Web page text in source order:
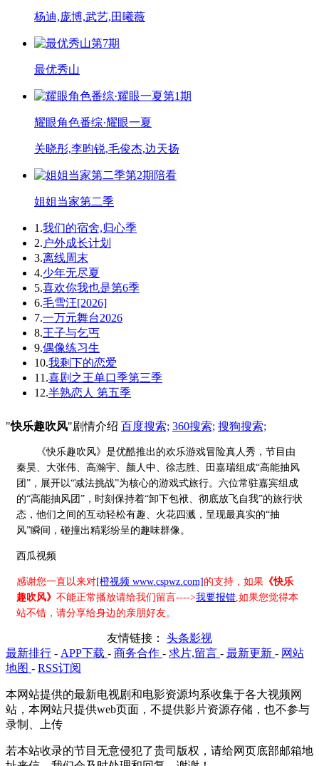
杨迪,庞博,武艺,田曦薇
第7期
最优秀山
第1期
耀眼角色番综·耀眼一夏
关晓彤,李昀锐,毛俊杰,边天扬
第2期陪看
姐姐当家第二季
1.我们的宿舍,归心季
2. 户外成长计划
3.离线周末
4.少年无尽夏
5.喜欢你我也是第6季
6.毛雪汪[2026]
7.一万元舞台2026
8.王子与乞丐
9.偶像练习生
10.我剩下的恋爱
11.喜剧之王单口季第三季
12.半熟恋人 第五季
"快乐趣吹风"剧情介绍 百度搜索; 360搜索; 搜狗搜索;
《快乐趣吹风》是优酷推出的欢乐游戏冒险真人秀，节目由
秦昊、大张伟、高瀚宇、颜人中、徐志胜、田嘉瑞组成“高能抽风
团”，展开以“减法挑战”为核心的游戏式旅行。六位常驻嘉宾组成
的“高能抽风团”，时刻保持着“卸下包袱、彻底放飞自我”的旅行状
态，他们之间的互动轻松有趣、火花四溅，呈现最真实的“抽
风”瞬间，碰撞出精彩纷呈的趣味群像。
西瓜视频
感谢您一直以来对[橙视频 www.cspwz.com] 的支持，如果 《快乐
趣吹风》 不能正常播放请给我们留言---->我要报错,如果您觉得本
站不错，请分享给身边的亲朋好友。
友情链接： 头条影视
最新排行 - APP下载 - 商务合作 - 求片,留言 - 最新更新 - 网站
地图 - RSS订阅
本网站提供的最新电视剧和电影资源均系收集于各大视频网
站，本网站只提供web页面，不提供影片资源存储，也不参与
录制、上传
若本站收录的节目无意侵犯了贵司版权，请给网页底部邮箱地